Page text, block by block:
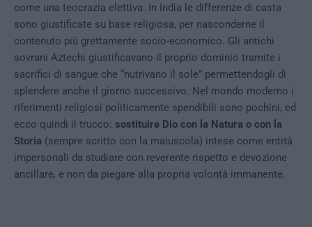
come una teocrazia elettiva. In India le differenze di casta
sono giustificate su base religiosa, per nasconderne il
contenuto più grettamente socio-economico. Gli antichi
sovrani Aztechi giustificavano il proprio dominio tramite i
sacrifici di sangue che “nutrivano il sole” permettendogli di
splendere anche il giorno successivo. Nel mondo moderno i
riferimenti religiosi politicamente spendibili sono pochini, ed
ecco quindi il trucco: sostituire Dio con la Natura o con la
Storia (sempre scritto con la maiuscola) intese come entità
impersonali da studiare con reverente rispetto e devozione
ancillare, e non da piegare alla propria volontà immanente.